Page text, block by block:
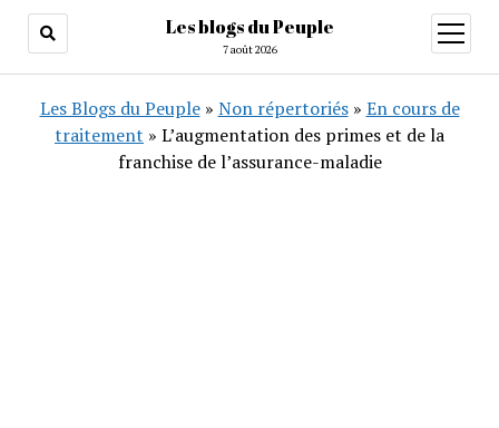
Les blogs du Peuple
7 août 2026
ouvrir
menu
Les Blogs du Peuple» Non répertoriés» En cours de
traitement » L’augmentation des primes et de la
franchise de l’assurance-maladie